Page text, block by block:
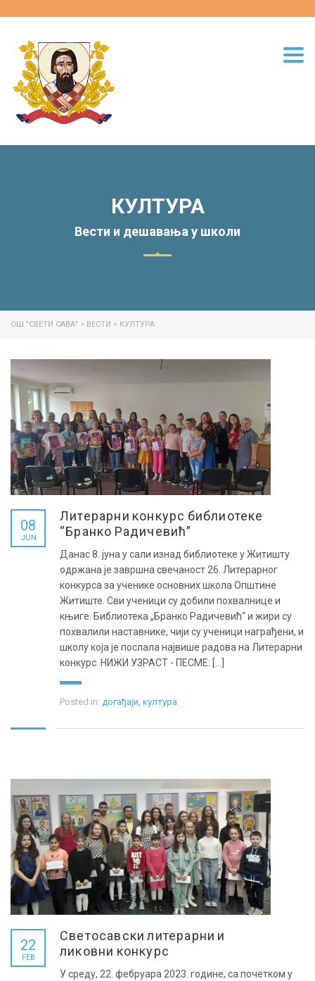
КУЛТУРА
Вести и дешавања у школи
ОШ "СВЕТИ САВА" > ВЕСТИ > КУЛТУРА
08
JUN
Литерарни конкурс библиотеке
“Бранко Радичевић”
Данас 8. јуна у сали изнад библиотеке у Житишту
одржана је завршна свечаност 26. Литерарног
конкурса за ученике основних школа Општине
Житиште. Сви ученици су добили похвалнице и
књиге. Библиотека „Бранко Радичевић“ и жири су
похвалили наставнике, чији су ученици награђени, и
школу која је послала највише радова на Литерарни
конкурс. НИЖИ УЗРАСТ - ПЕСМЕ: [...]
Posted in: догађаји, култура
22
FEB
Светосавски литерарни и
ликовни конкурс
У среду, 22. фебруара 2023. године, са почетком у